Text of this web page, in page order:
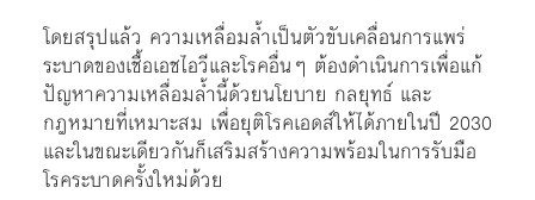
โดยสรุปแล้ว ความเหลื่อมล้ำเป็นตัวขับเคลื่อนการแพร่
ระบาดของเชื้อเอชไอวีและโรคอื่นๆ ต้องดำเนินการเพื่อแก้
ปัญหาความเหลื่อมล้ำนี้ด้วยนโยบาย กลยุทธ์ และ
กฎหมายที่เหมาะสม เพื่อยุติโรคเอดส์ให้ได้ภายในปี 2030
และในขณะเดียวกันก็เสริมสร้างความพร้อมในการรับมือ
โรคระบาดครั้งใหม่ด้วย